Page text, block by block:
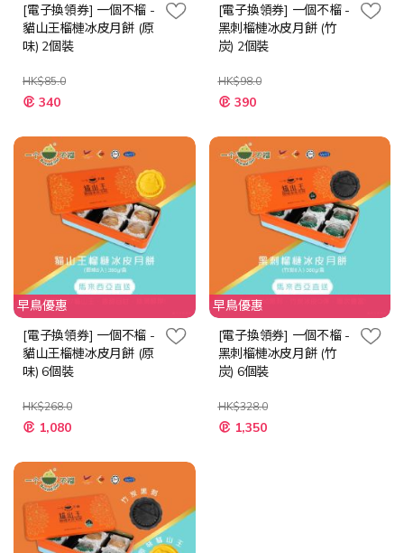
[電子換領券] 一個不榴 -
貓山王榴槤冰皮月餅 (原
味) 2個裝
HK$85.0
特
殊
格
340
[電子換領券] 一個不榴 -
黑刺榴槤冰皮月餅 (竹
炭) 2個裝
HK$98.0
特
殊
格
390
早鳥優惠
[電子換領券] 一個不榴 -
貓山王榴槤冰皮月餅 (原
味) 6個裝
HK$268.0
特
殊
格
1,080
早鳥優惠
[電子換領券] 一個不榴 -
黑刺榴槤冰皮月餅 (竹
炭) 6個裝
HK$328.0
特
殊 1,350